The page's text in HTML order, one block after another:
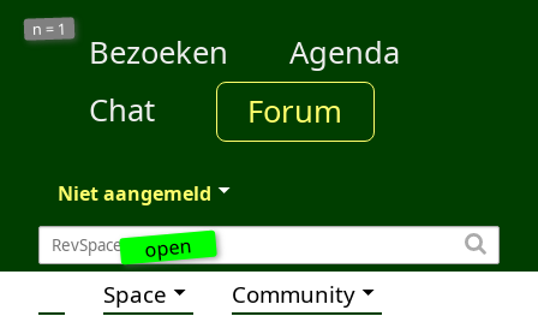
open
n = 1
Bezoeken
Agenda
Chat
Forum
Niet aangemeld
Space Community